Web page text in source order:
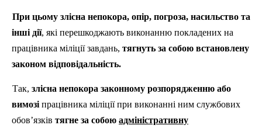
При цьому злісна непокора, опір, погроза, насильство та
інші дії, які перешкоджають виконанню покладених на
працівника міліції завдань, тягнуть за собою встановлену
законом відповідальність.
Так, злісна непокора законному розпорядженню або
вимозі працівника міліції при виконанні ним службових
обов’язків тягне за собою адміністративну